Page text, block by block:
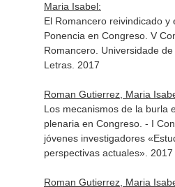
Maria Isabel:
El Romancero reivindicado y
Ponencia en Congreso. V
Romancero. Universidade
Letras. 2017
Roman Gutierrez, Maria
Los mecanismos de la burla
plenaria en Congreso. - I
jóvenes investigadores
perspectivas actuales». 2017
Roman Gutierrez, Maria